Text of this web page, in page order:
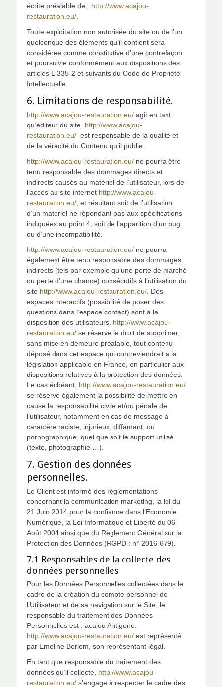
écrite préalable de : http://www.acajou-
restauration.eu/
Toute exploitation non autorisée du site ou de l’un
quelconque des éléments qu’il contient sera
considérée comme constitutive d’une contrefaçon
et poursuivie conformément aux dispositions des
articles L.335-2 et suivants du Code de Propriété
Intellectuelle.
6. Limitations de responsabilité.
http://www.acajou-restauration.eu/ agit en tant
qu’éditeur du site. http://www.acajou-
restauration.eu/ est responsable de la qualité et
de la véracité du Contenu qu’il publie.
http://www.acajou-restauration.eu/ ne pourra être
tenu responsable des dommages directs et
indirects causés au matériel de l’utilisateur, lors de
l’accès au site internet http://www.acajou-
restauration.eu/ , et résultant soit de l’utilisation
d’un matériel ne répondant pas aux spécifications
indiquées au point 4, soit de l’apparition d’un bug
ou d’une incompatibilité.
http://www.acajou-restauration.eu/ ne pourra
également être tenu responsable des dommages
indirects (tels par exemple qu’une perte de marché
ou perte d’une chance) consécutifs à l’utilisation du
site http://www.acajou-restauration.eu/ . Des
espaces interactifs (possibilité de poser des
questions dans l’espace contact) sont à la
disposition des utilisateurs. http://www.acajou-
restauration.eu/ se réserve le droit de supprimer,
sans mise en demeure préalable, tout contenu
déposé dans cet espace qui contreviendrait à la
législation applicable en France, en particulier aux
dispositions relatives à la protection des données.
Le cas échéant, http://www.acajou-restauration.eu/
se réserve également la possibilité de mettre en
cause la responsabilité civile et/ou pénale de
l’utilisateur, notamment en cas de message à
caractère raciste, injurieux, diffamant, ou
pornographique, quel que soit le support utilisé
(texte, photographie …).
7. Gestion des données
personnelles.
Le Client est informé des réglementations
concernant la communication marketing, la loi du
21 Juin 2014 pour la confiance dans l’Economie
Numérique, la Loi Informatique et Liberté du 06
Août 2004 ainsi que du Règlement Général sur la
Protection des Données (RGPD : n° 2016-679).
7.1 Responsables de la collecte des
données personnelles
Pour les Données Personnelles collectées dans le
cadre de la création du compte personnel de
l’Utilisateur et de sa navigation sur le Site, le
responsable du traitement des Données
Personnelles est : acajou Antigone.
http://www.acajou-restauration.eu/ est représenté
par Emeline Berlem, son représentant légal.
En tant que responsable du traitement des
données qu’il collecte, http://www.acajou-
restauration.eu/ s’engage à respecter le cadre des